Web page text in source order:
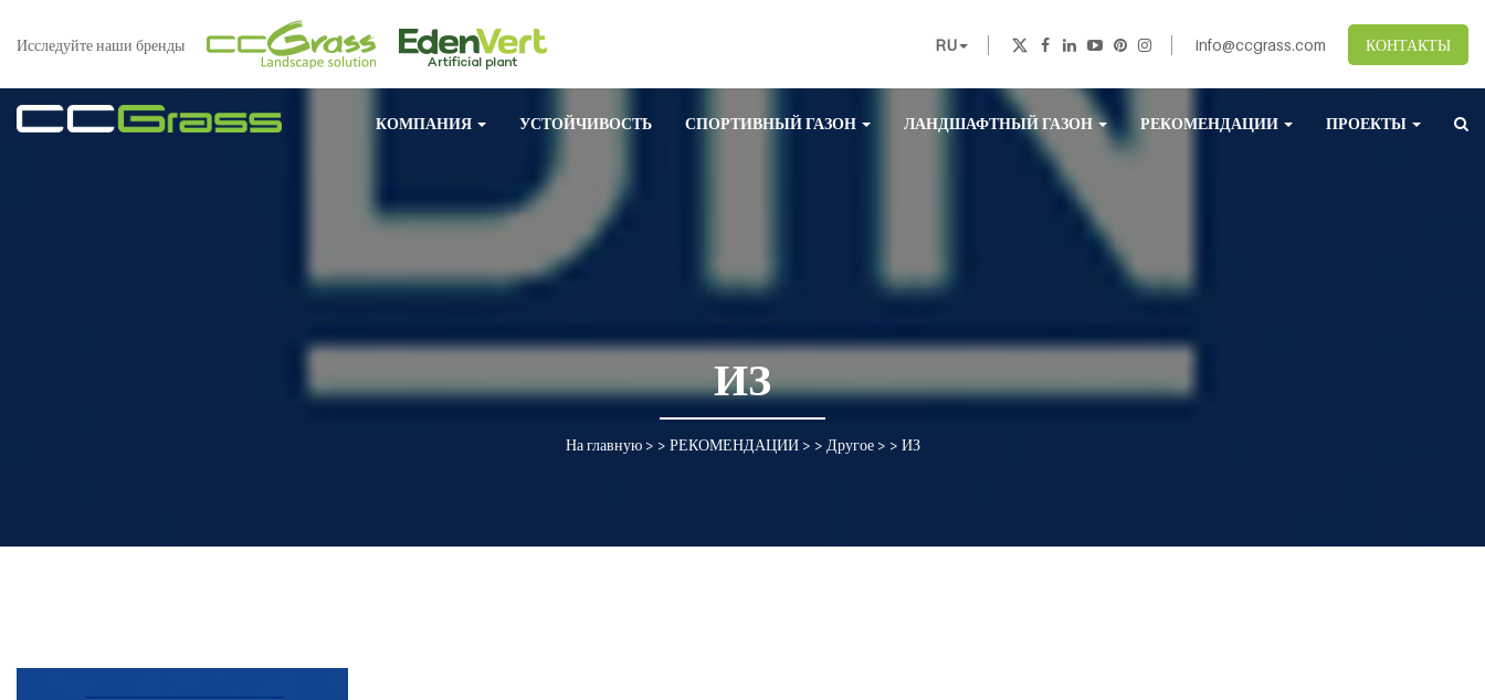
Исследуйте наши бренды RU info@ccgrass.com КОНТАКТЫ
КОМПАНИЯ УСТОЙЧИВОСТЬ СПОРТИВНЫЙ ГАЗОН ЛАНДШАФТНЫЙ ГАЗОН РЕКОМЕНДАЦИИ ПРОЕКТЫ
ИЗ
На главную> > РЕКОМЕНДАЦИИ> > Другое> > ИЗ